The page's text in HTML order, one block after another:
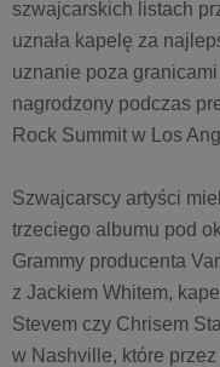
szwajcarskich listach
uznała kapelę za
uznanie poza
nagrodzony podczas
Rock Summit w Los
Szwajcarscy artyści
trzeciego albumu pod
Grammy producenta
z Jackiem Whitem,
Stevem czy Chrisem
w Nashville, które